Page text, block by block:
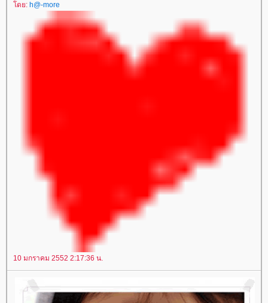
ดย: h@-more
10 มกราคม 2552 2:17:36 น.